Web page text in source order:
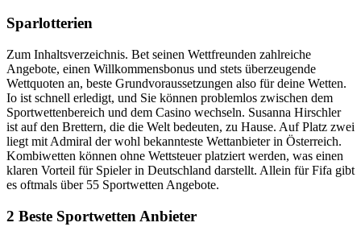
Sparlotterien
Zum Inhaltsverzeichnis. Bet seinen Wettfreunden zahlreiche
Angebote, einen Willkommensbonus und stets überzeugende
Wettquoten an, beste Grundvoraussetzungen also für deine Wetten.
Io ist schnell erledigt, und Sie können problemlos zwischen dem
Sportwettenbereich und dem Casino wechseln. Susanna Hirschler
ist auf den Brettern, die die Welt bedeuten, zu Hause. Auf Platz zwei
liegt mit Admiral der wohl bekannteste Wettanbieter in Österreich.
Kombiwetten können ohne Wettsteuer platziert werden, was einen
klaren Vorteil für Spieler in Deutschland darstellt. Allein für Fifa gibt
es oftmals über 55 Sportwetten Angebote.
2 Beste Sportwetten Anbieter